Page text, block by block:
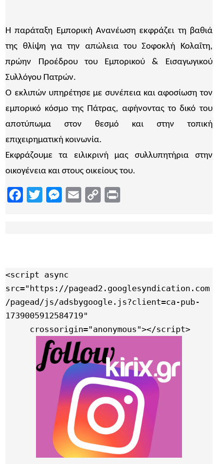
Η παράταξη Εμπορική Ανανέωση εκφράζει τη βαθιά
της θλίψη για την απώλεια του Σοφοκλή Κολαΐτη,
πρώην Προέδρου του Εμπορικού & Εισαγωγικού
Συλλόγου Πατρών.
Ο εκλιπών υπηρέτησε με συνέπεια και αφοσίωση τον
εμπορικό κόσμο της Πάτρας, αφήνοντας το δικό του
αποτύπωμα στον θεσμό και στην τοπική
επιχειρηματική κοινωνία.
Εκφράζουμε τα ειλικρινή μας συλλυπητήρια στην
οικογένεια και στους οικείους του.
Facebook
TwitterMessenger
EmailCopy
<script async
src="https://pagead2.googlesyndication.com
/pagead/js/adsbygoogle.js?client=ca-pub-
1739005912584719"
     crossorigin="anonymous"></script>